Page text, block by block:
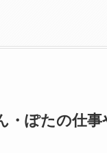
・ぽたの仕事